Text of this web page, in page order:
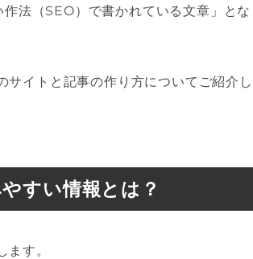
作法（SEO）で書かれている文章」と
サイトと記事の作り方についてご紹介し
すい情報とは？
す。